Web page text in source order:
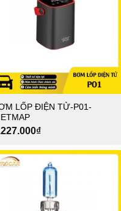
LỐP ĐIỆN TỬ-P01-
₫